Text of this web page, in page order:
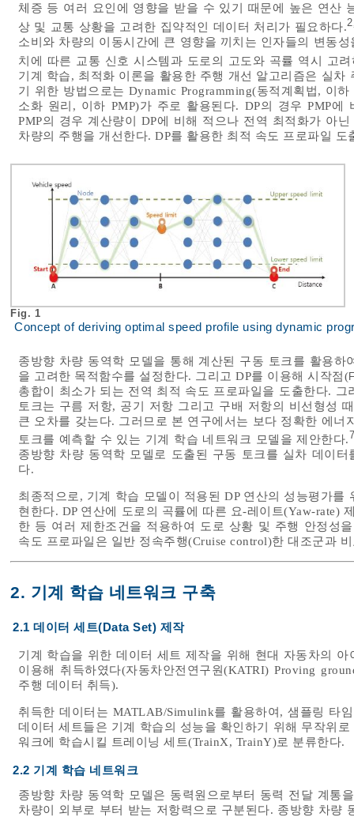
체증 등 여러 요인에 영향을 받을 수 있기 때문에 높은 연산
상 및 교통 상황을 고려한 집약적인 데이터 처리가 필요하다.2
소비와 차량의 이동시간에 큰 영향을 끼치는 인자들의 변동
치에 따른 교통 신호 시스템과 도로의 고도와 곡률 역시 고
기계 학습, 최적화 이론을 활용한 주행 개선 알고리즘은 실
기 위한 방법으로는 Dynamic Programming(동적계획법, 이
소화 원리, 이하 PMP)가 주로 활용된다. DP의 경우 PMP
PMP의 경우 계산량이 DP에 비해 적으나 전역 최적화가 아
차량의 주행을 개선한다. DP를 활용한 최적 속도 프로파일
Fig. 1
Concept of deriving optimal speed profile using dynamic
종방향 차량 동역학 모델을 통해 계산된 구동 토크를 활용
을 고려한 목적함수를 설정한다. 그리고 DP를 이용해 시작점(
총합이 최소가 되는 전역 최적 속도 프로파일을 도출한다.
토크는 구름 저항, 공기 저항 그리고 구배 저항의 비선형성
큰 오차를 갖는다. 그러므로 본 연구에서는 보다 정확한 에
토크를 예측할 수 있는 기계 학습 네트워크 모델을 제안한다.
종방향 차량 동역학 모델로 도출된 구동 토크를 실차 데이
다.
최종적으로, 기계 학습 모델이 적용된 DP 연산의 성능평가
현한다. DP 연산에 도로의 곡률에 따른 요-레이트(Yaw-rate)
한 등 여러 제한조건을 적용하여 도로 상황 및 주행 안정성
속도 프로파일은 일반 정속주행(Cruise control)한 대조군과
2. 기계 학습 네트워크 구축
2.1 데이터 세트(Data Set) 제작
기계 학습을 위한 데이터 세트 제작을 위해 현대 자동차의 아
이용해 취득하였다(자동차안전연구원(KATRI) Proving
주행 데이터 취득).
취득한 데이터는 MATLAB/Simulink를 활용하여, 샘플링 타
데이터 세트들은 기계 학습의 성능을 확인하기 위해 무작위
워크에 학습시킬 트레이닝 세트(TrainX, TrainY)로 분류한다.
2.2 기계 학습 네트워크
종방향 차량 동역학 모델은 동력원으로부터 동력 전달 계통
차량이 외부로 부터 받는 저항력으로 구분된다. 종방향 차량